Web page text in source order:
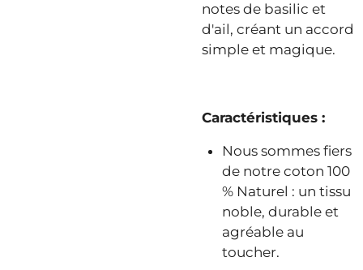
notes de basilic et
d'ail, créant un accord
simple et magique.
Caractéristiques :
Nous sommes fiers
de notre coton 100
% Naturel : un tissu
noble, durable et
agréable au
toucher.